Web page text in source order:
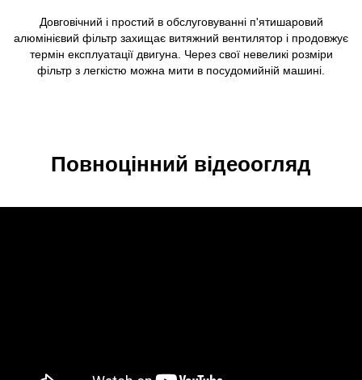
Довговічний і простий в обслуговуванні п'ятишаровий
алюмінієвий фільтр захищає витяжний вентилятор і продовжує
термін експлуатації двигуна. Через свої невеликі розміри
фільтр з легкістю можна мити в посудомийній машині.
Повноцінний відеоогляд